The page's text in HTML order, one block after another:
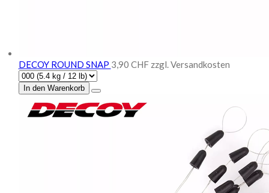
DECOY ROUND SNAP 3,90 CHF zzgl. Versandkosten
In den Warenkorb